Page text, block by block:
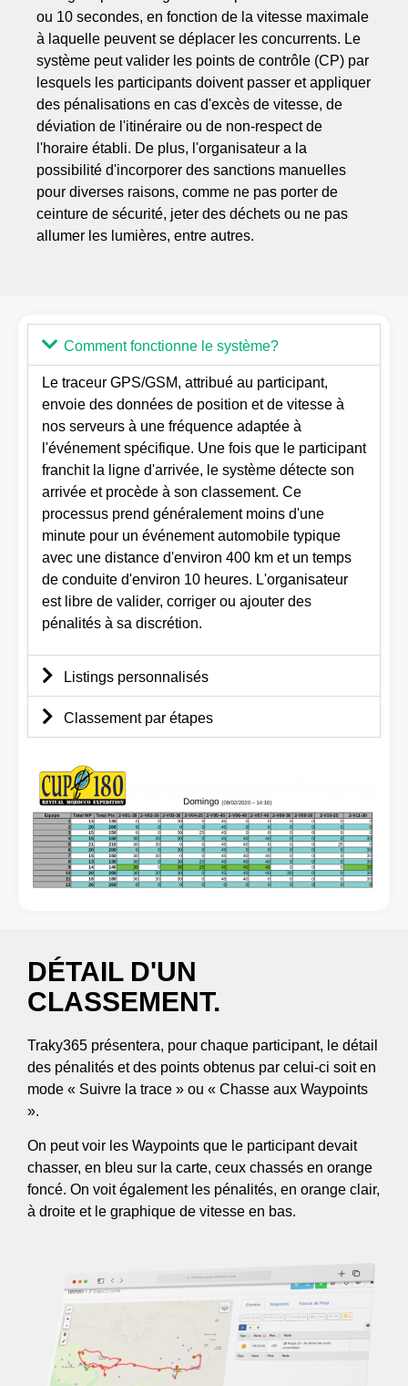
ou 10 secondes, en fonction de la vitesse maximale
à laquelle peuvent se déplacer les concurrents. Le
système peut valider les points de contrôle (CP) par
lesquels les participants doivent passer et appliquer
des pénalisations en cas d'excès de vitesse, de
déviation de l'itinéraire ou de non-respect de
l'horaire établi. De plus, l'organisateur a la
possibilité d'incorporer des sanctions manuelles
pour diverses raisons, comme ne pas porter de
ceinture de sécurité, jeter des déchets ou ne pas
allumer les lumières, entre autres.
Comment fonctionne le système?
Le traceur GPS/GSM, attribué au participant,
envoie des données de position et de vitesse à
nos serveurs à une fréquence adaptée à
l'événement spécifique. Une fois que le participant
franchit la ligne d'arrivée, le système détecte son
arrivée et procède à son classement. Ce
processus prend généralement moins d'une
minute pour un événement automobile typique
avec une distance d'environ 400 km et un temps
de conduite d'environ 10 heures. L'organisateur
est libre de valider, corriger ou ajouter des
pénalités à sa discrétion.
Listings personnalisés
Classement par étapes
DÉTAIL D'UN
CLASSEMENT.
Traky365 présentera, pour chaque participant, le détail
des pénalités et des points obtenus par celui-ci soit en
mode « Suivre la trace » ou « Chasse aux Waypoints
».
On peut voir les Waypoints que le participant devait
chasser, en bleu sur la carte, ceux chassés en orange
foncé. On voit également les pénalités, en orange clair,
à droite et le graphique de vitesse en bas.